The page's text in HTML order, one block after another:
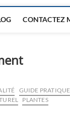
CONTACTEZ
GUIDE PRATIQUE
PLANTES